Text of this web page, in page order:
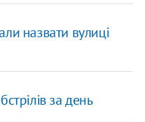
назвати вулиці
за день